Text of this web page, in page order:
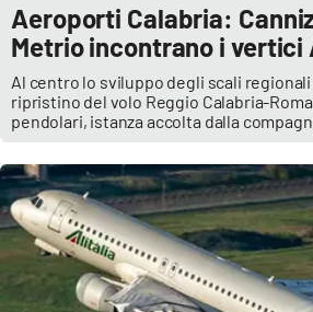
Aeroporti Calabria:
Metrio incontrano i vertici
Al centro lo sviluppo degli scali
ripristino del volo Reggio Calabria-
pendolari, istanza accolta dalla